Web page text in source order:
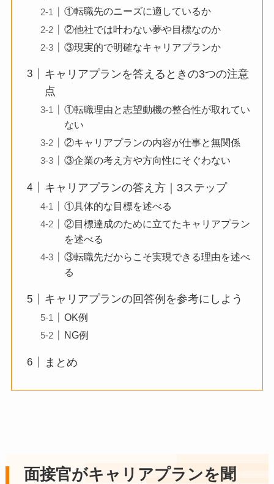
①転職先のニーズに適しているか
②他社では叶わない夢や目標なのか
③現実的で明確なキャリアプランか
キャリアプランを答えるときの3つの注意
点
①転職理由と志望動機の整合性が取れてい
ない
②キャリアプランの内容が仕事と無関係
③企業の考え方や方向性にそぐわない
キャリアプランの答え方｜3ステップ
①具体的な目標を述べる
②目標達成のために立てたキャリアプラン
を述べる
③転職先だからこそ実現できる理由を述べ
る
キャリアプランの回答例を参考にしよう
OK例
NG例
まとめ
面接官がキャリアプランを聞